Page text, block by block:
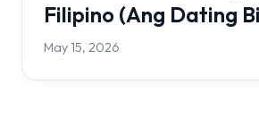
Filipino (Ang Dating
May 15, 2026